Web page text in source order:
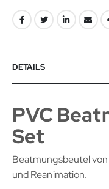
DETAILS
PVC
Set
Beatmungsbeutel
und Reanimation.